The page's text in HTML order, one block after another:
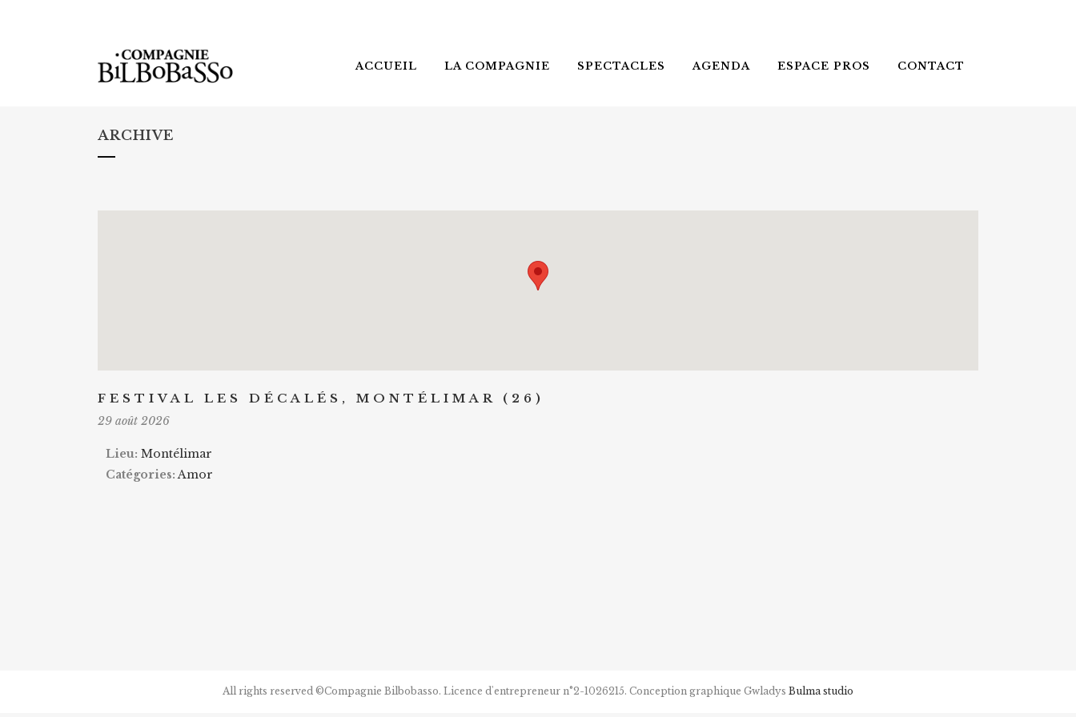
ACCUEIL LA COMPAGNIE SPECTACLES AGENDA ESPACE PROS CONTACT
ARCHIVE
FESTIVAL LES DÉCALÉS, MONTÉLIMAR (26)
29 août 2026
Lieu: Montélimar
Catégories: Amor
All rights reserved ©Compagnie Bilbobasso. Licence d'entrepreneur n°2-1026215. Conception graphique Gwladys Bulma studio